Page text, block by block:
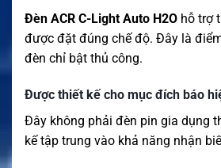
Đèn ACR C-Light Auto H2O hỗ trợ
được đặt đúng chế độ. Đây là
đèn chỉ bật thủ công.
Được thiết kế cho mục đích báo
Đây không phải đèn pin gia dụng
kế tập trung vào khả năng nhận